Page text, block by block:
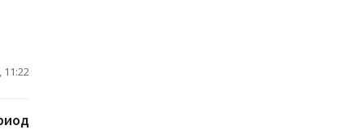
11:22